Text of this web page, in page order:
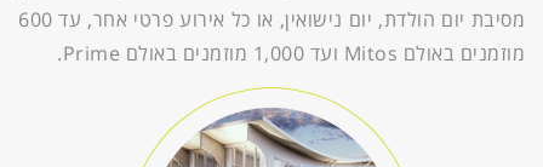
מסיבת יום הולדת, יום נישואין, או כל אירוע פרטי אחר, עד 600
מוזמנים באולם Mitos ועד 1,000 מוזמנים באולם Prime.